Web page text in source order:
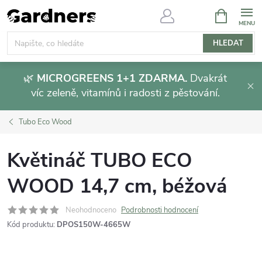
Přejít
na
obsah
HLEDAT
NÁKUPNÍ
KOŠÍK
🌿 MICROGREENS 1+1 ZDARMA. Dvakrát
víc zeleně, vitamínů i radosti z pěstování.
Tubo Eco Wood
Květináč TUBO ECO
WOOD 14,7 cm, béžová
Neohodnoceno Podrobnosti hodnocení
Kód produktu: DPOS150W-4665W